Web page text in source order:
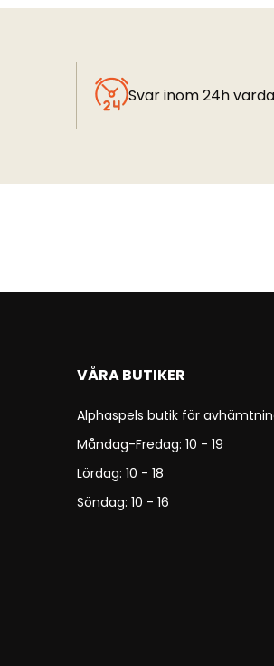
Svar inom 24h
VÅRA BUTIKER
Alphaspels butik för
Måndag-Fredag: 10 - 19
Lördag: 10 - 18
Söndag: 10 - 16